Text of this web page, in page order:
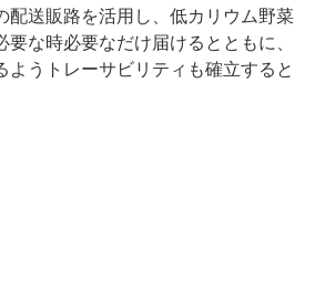
配送販路を活用し、低カリウム野菜
要な時必要なだけ届けるとともに、
ようトレーサビリティも確立すると